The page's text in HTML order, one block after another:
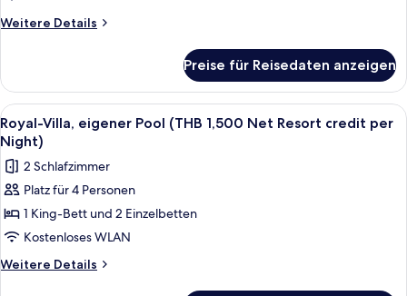
(THB
Resort
credit
per
Night)
anzeigen
Weitere Details
Weitere
eigener
Pool,
Meerblick
(THB
1,500
Net
Resort
per
Night)
Preise für Reisedaten anzeigen
Alle
Fotos
für
Royal-
Villa,
eigener
Pool
(THB
7
Royal-Villa, eigener Pool (THB 1,500 Net Resort credit per
Night)
2 Schlafzimmer
Platz für 4 Personen
1 King-Bett und 2 Einzelbetten
Kostenloses WLAN
Weitere Details
Weitere